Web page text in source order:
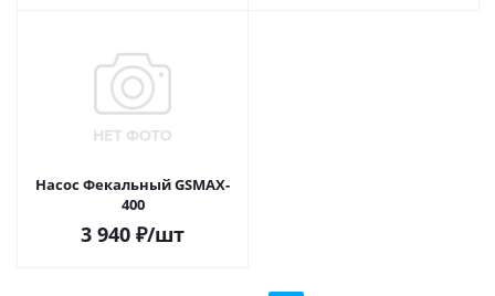
Насос Фекальный GSMAX-
400
3 940 ₽/шт